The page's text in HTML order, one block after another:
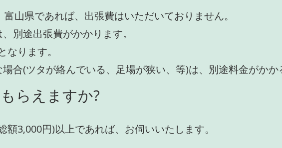
山県であれば、出張費はいただいておりません。
別途出張費がかかります。
ります。
合(ツタが絡んでいる、足場が狭い、等)は、別途料金がかか
らえますか?
額3,000円)以上であれば、お伺いいたします。